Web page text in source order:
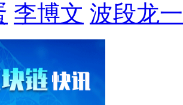
李博文 波段龙一